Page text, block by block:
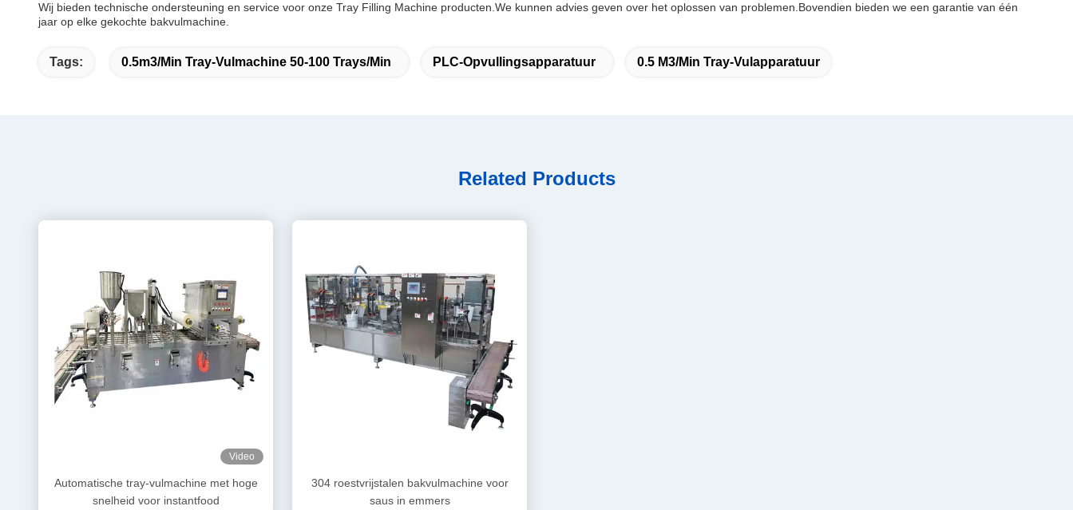
Wij bieden technische ondersteuning en service voor onze Tray Filling Machine producten.We kunnen advies geven over het oplossen van problemen.Bovendien bieden we een garantie van één
jaar op elke gekochte bakvulmachine.
Tags: 0.5m3/min Tray-Vulmachine 50-100 Trays/min PLC-Opvullingsapparatuur 0.5 M3/min Tray-Vulapparatuur
Related Products
Video
Automatische tray-vulmachine met hoge
snelheid voor instantfood
304 roestvrijstalen bakvulmachine voor
saus in emmers